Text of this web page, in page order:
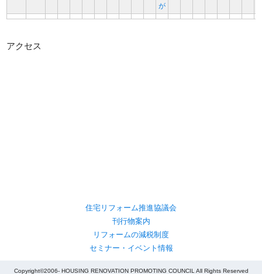
が
アクセス
住宅リフォーム推進協議会
刊行物案内
リフォームの減税制度
セミナー・イベント情報
Copyright©2006- HOUSING RENOVATION PROMOTING COUNCIL All Rights Reserved